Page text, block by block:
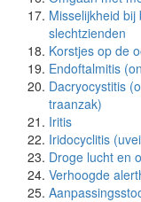
Misselijkheid bij
slechtzienden
Korstjes op de
Endoftalmitis
Dacryocystitis
traanzak)
Iritis
Iridocyclitis
Droge lucht en
Verhoogde